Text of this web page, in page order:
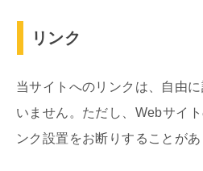
リンク
当サイトへのリンクは、自由
いません。ただし、Webサイ
ンク設置をお断りすることがあ